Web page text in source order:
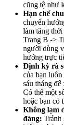
cũng tệ như
Hạn chế
chuyển
làm tăng
Trang B ->
người dùng
hướng trực
Định kỳ rà
của bạn
sáu tháng
Có thể một
hoặc bạn có
Không lạm
đáng: Tránh